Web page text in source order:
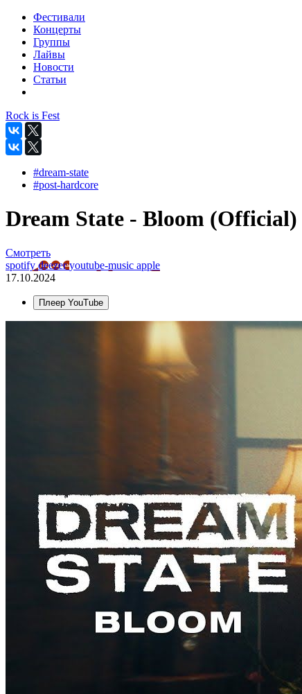
Фестивали
Концерты
Группы
Лайвы
Новости
Статьи
Rock is Fest
#dream-state
#post-hardcore
Dream State - Bloom (Official)
Смотреть
spotifydeezeryoutube-music apple
17.10.2024
Плеер YouTube